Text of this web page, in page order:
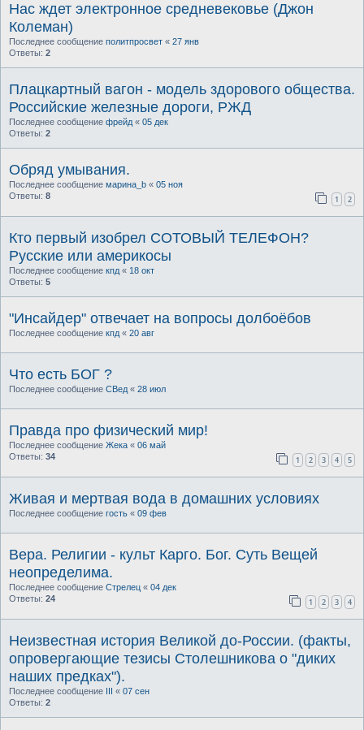
Нас ждет электронное средневековье (Джон
Колеман)
Последнее сообщение политпросвет « 27 янв
Ответы: 2
Плацкартный вагон - модель здорового общества.
Российские железные дороги, РЖД
Последнее сообщение фрейд « 05 дек
Ответы: 2
Обряд умывания.
Последнее сообщение марина_b « 05 ноя
Ответы: 8 1 2
Кто первый изобрел СОТОВЫЙ ТЕЛЕФОН?
Русские или америкосы
Последнее сообщение кпд « 18 окт
Ответы: 5
"Инсайдер" отвечает на вопросы долбоёбов
Последнее сообщение кпд « 20 авг
Что есть БОГ ?
Последнее сообщение СВед « 28 июл
Правда про физический мир!
Последнее сообщение Жека « 06 май
Ответы: 34 1 2 3 4 5
Живая и мертвая вода в домашних условиях
Последнее сообщение гость « 09 фев
Вера. Религии - культ Карго. Бог. Суть Вещей
неопределима.
Последнее сообщение Стрелец « 04 дек
Ответы: 24 1 2 3 4
Неизвестная история Великой до-России. (факты,
опровергающие тезисы Столешникова о "диких
наших предках").
Последнее сообщение « 07 сен
Ответы: 2